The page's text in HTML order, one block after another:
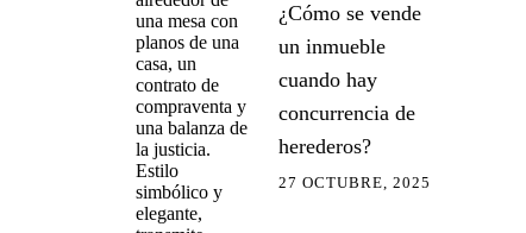
¿Cómo se vende
un inmueble
cuando hay
concurrencia de
herederos?
27 OCTUBRE, 2025